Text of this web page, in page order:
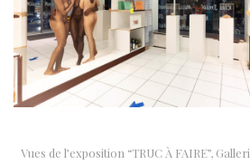
Vues de l’exposition “TRUC À FAIRE”,